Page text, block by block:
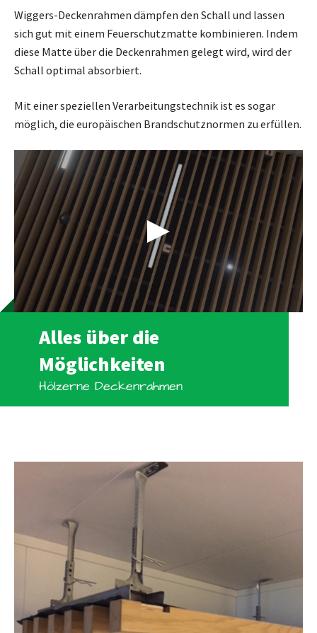
Wiggers-Deckenrahmen dämpfen den Schall und lassen
sich gut mit einem Feuerschutzmatte kombinieren. Indem
diese Matte über die Deckenrahmen gelegt wird, wird der
Schall optimal absorbiert.
Mit einer speziellen Verarbeitungstechnik ist es sogar
möglich, die europäischen Brandschutznormen zu erfüllen.
Alles über die
Möglichkeiten
Hölzerne Deckenrahmen